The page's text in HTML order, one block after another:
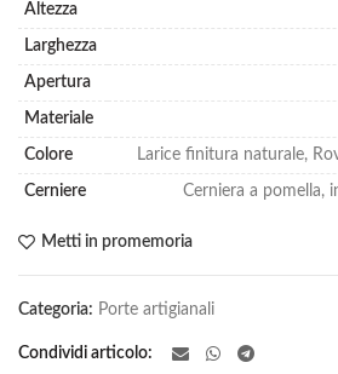
Altezza
Larghezza
Apertura
Materiale
Colore Larice finitura naturale,
Cerniere Cerniera a pomella,
Metti in promemoria
Categoria: Porte artigianali
Condividi articolo